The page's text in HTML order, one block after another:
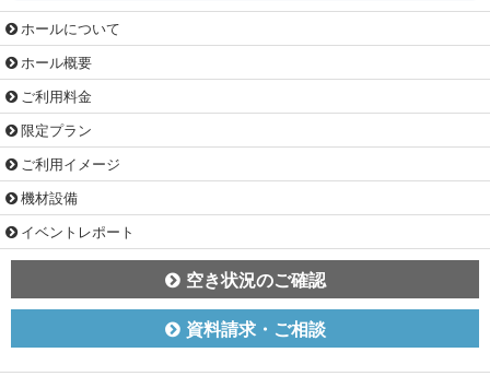
ホールについて
ホール概要
ご利用料金
限定プラン
ご利用イメージ
機材設備
イベントレポート
空き状況のご確認
資料請求・ご相談